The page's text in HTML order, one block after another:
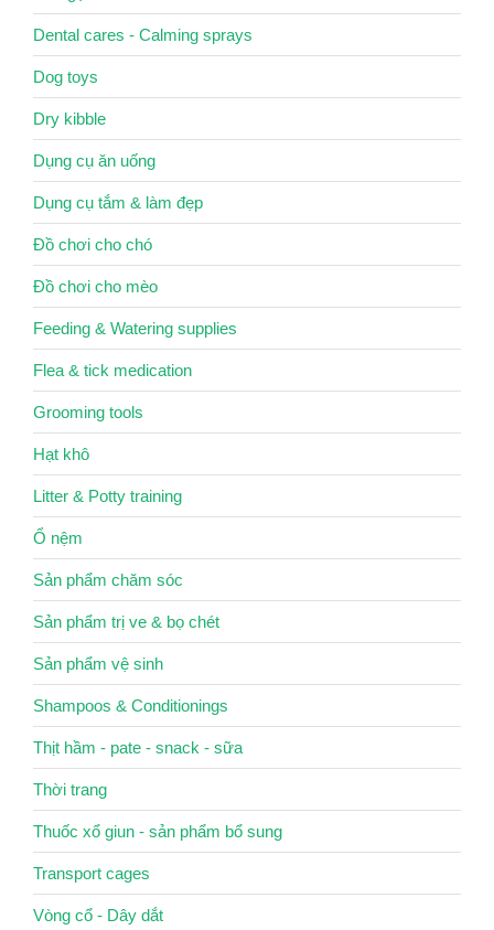
Dental cares - Calming sprays
Dog toys
Dry kibble
Dụng cụ ăn uống
Dụng cụ tắm & làm đẹp
Đồ chơi cho chó
Đồ chơi cho mèo
Feeding & Watering supplies
Flea & tick medication
Grooming tools
Hạt khô
Litter & Potty training
Ổ nệm
Sản phẩm chăm sóc
Sản phẩm trị ve & bọ chét
Sản phẩm vệ sinh
Shampoos & Conditionings
Thịt hầm - pate - snack - sữa
Thời trang
Thuốc xổ giun - sản phẩm bổ sung
Transport cages
Vòng cổ - Dây dắt